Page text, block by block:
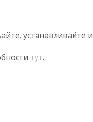
устанавливайте
тут.